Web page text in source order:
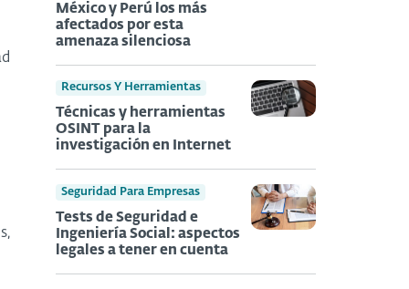
México y Perú los más
afectados por esta
amenaza silenciosa
Recursos Y Herramientas
Técnicas y herramientas
OSINT para la
investigación en Internet
Seguridad Para Empresas
Tests de Seguridad e
Ingeniería Social: aspectos
legales a tener en cuenta